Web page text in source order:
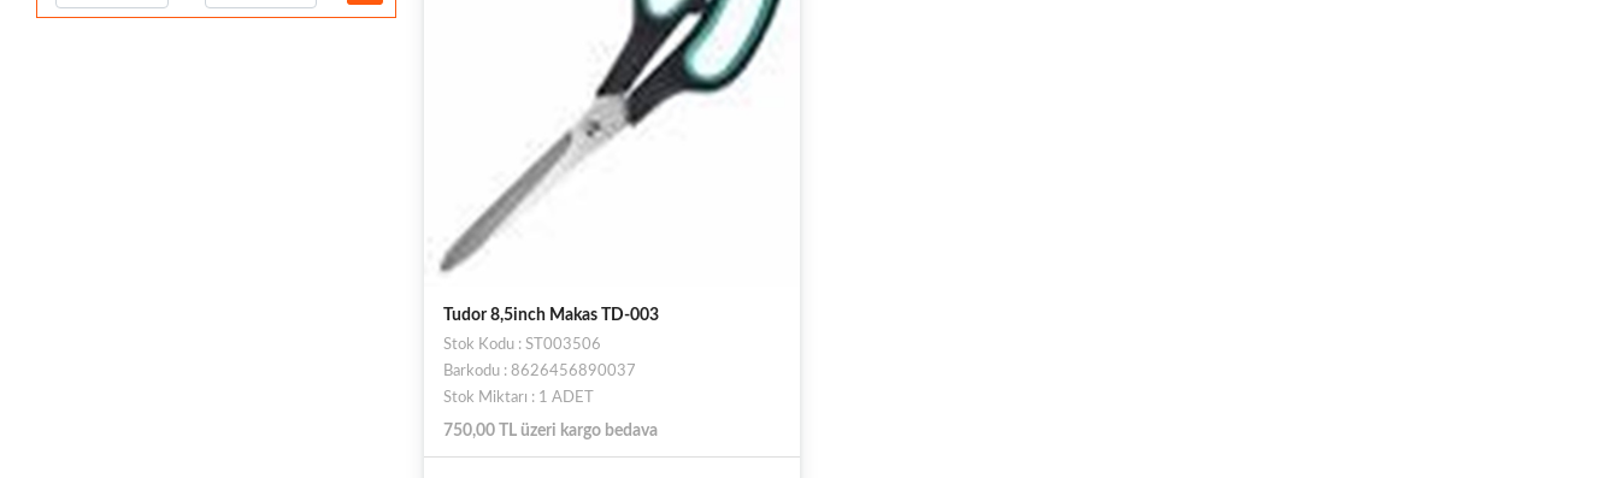
Tudor 8,5inch Makas TD-003
Stok Kodu : ST003506
Barkodu : 8626456890037
Stok Miktarı : 1 ADET
750,00 TL üzeri kargo bedava